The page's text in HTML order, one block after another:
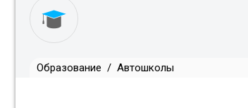
Образование / Автошколы